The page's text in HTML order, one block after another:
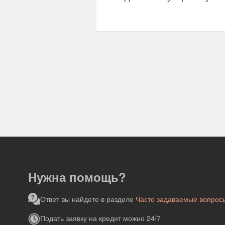
Нужна помощь?
Ответ вы найдете в разделе Часто задаваемые
Подать заявку на кредит можно 24/7